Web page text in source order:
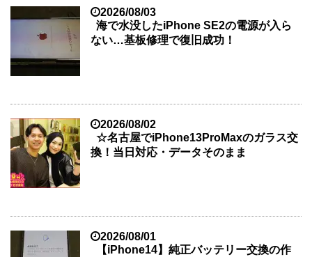
2026/08/03
海で水没したiPhone SE2の電源が入ら
ない…基板修理で復旧成功！
2026/08/02
☆名古屋でiPhone13ProMaxのガラス交
換！当日対応・データそのまま
2026/08/01
【iPhone14】純正バッテリー交換の作